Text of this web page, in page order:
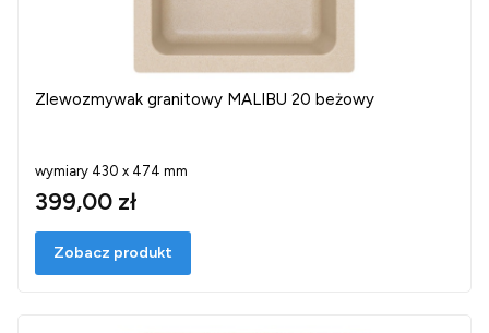
Zlewozmywak granitowy MALIBU 20 beżowy
wymiary 430 x 474 mm
399,00 zł
Zobacz produkt